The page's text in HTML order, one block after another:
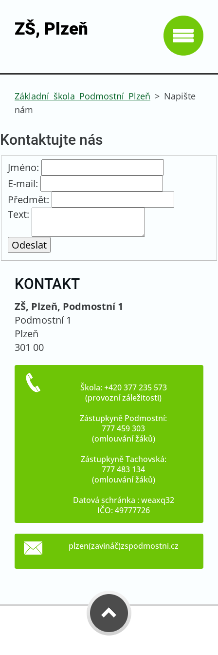
ZŠ, Plzeň
Základní škola Podmostní Plzeň > Napište
nám
Kontaktujte nás
Jméno:
E-mail:
Předmět:
Text:
KONTAKT
ZŠ, Plzeň, Podmostní 1
Podmostní 1
Plzeň
301 00
Škola: +420 377 235 573
(provozní záležitosti)
Zástupkyně Podmostní:
777 459 303
(omlouvání žáků)
Zástupkyně Tachovská:
777 483 134
(omlouvání žáků)
Datová schránka : weaxq32
IČO: 49777726
plzen(zavináč)zspodmostni.cz